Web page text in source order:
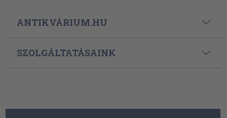
ANTIKVÁRIUM.HU
SZOLGÁLTATÁSAINK